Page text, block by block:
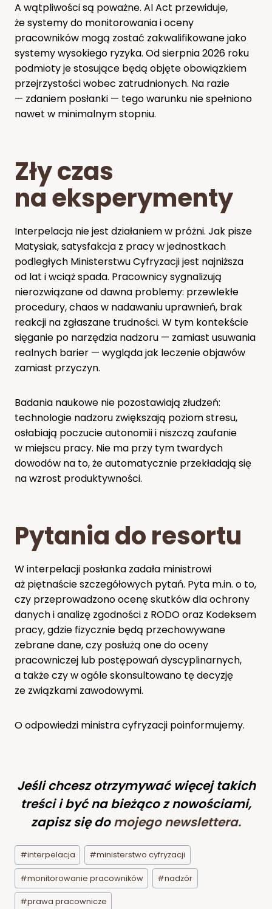
A wątpliwości są poważne. AI Act przewiduje,
że systemy do monitorowania i oceny
pracowników mogą zostać zakwalifikowane jako
systemy wysokiego ryzyka. Od sierpnia 2026 roku
podmioty je stosujące będą objęte obowiązkiem
przejrzystości wobec zatrudnionych. Na razie
— zdaniem posłanki — tego warunku nie spełniono
nawet w minimalnym stopniu.
Zły czas
na eksperymenty
Interpelacja nie jest działaniem w próżni. Jak pisze
Matysiak, satysfakcja z pracy w jednostkach
podległych Ministerstwu Cyfryzacji jest najniższa
od lat i wciąż spada. Pracownicy sygnalizują
nierozwiązane od dawna problemy: przewlekłe
procedury, chaos w nadawaniu uprawnień, brak
reakcji na zgłaszane trudności. W tym kontekście
sięganie po narzędzia nadzoru — zamiast usuwania
realnych barier — wygląda jak leczenie objawów
zamiast przyczyn.
Badania naukowe nie pozostawiają złudzeń:
technologie nadzoru zwiększają poziom stresu,
osłabiają poczucie autonomii i niszczą zaufanie
w miejscu pracy. Nie ma przy tym twardych
dowodów na to, że automatycznie przekładają się
na wzrost produktywności.
Pytania do resortu
W interpelacji posłanka zadała ministrowi
aż piętnaście szczegółowych pytań. Pyta m.in. o to,
czy przeprowadzono ocenę skutków dla ochrony
danych i analizę zgodności z RODO oraz Kodeksem
pracy, gdzie fizycznie będą przechowywane
zebrane dane, czy posłużą one do oceny
pracowniczej lub postępowań dyscyplinarnych,
a także czy w ogóle skonsultowano tę decyzję
ze związkami zawodowymi.
O odpowiedzi ministra cyfryzacji poinformujemy.
Jeśli chcesz otrzymywać więcej takich
treści i być na bieżąco z nowościami,
zapisz się do mojego newslettera.
Tagi
wpisu:
#interpelacja #ministerstwo cyfryzacji
#monitorowanie pracowników #nadzór
#prawa pracownicze